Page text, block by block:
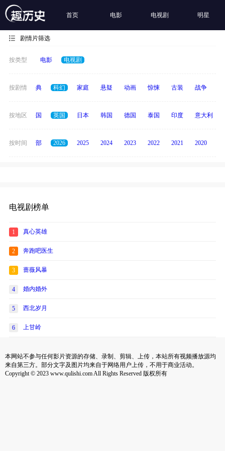
首页 电影 电视剧 明星
剧情片筛选
按类型 电影 电视剧
按剧情
恐怖 经典 科幻 家庭 悬疑 动画 惊悚 古装 战争
按地区
美国 法国 英国 日本 韩国 德国 泰国 印度 意大利
按时间 全部 2026 2025 2024 2023 2022 2021 2020
电视剧榜单
1 真心英雄
2 奔跑吧医生
3 蔷薇风暴
4 婚内婚外
5 西北岁月
6 上甘岭
本网站不参与任何影片资源的存储、录制、剪辑、上传，本站所有视频播放源均
来自第三方。部分文字及图片均来自于网络用户上传，不用于商业活动。
Copyright © 2023 www.qulishi.com All Rights Reserved 版权所有